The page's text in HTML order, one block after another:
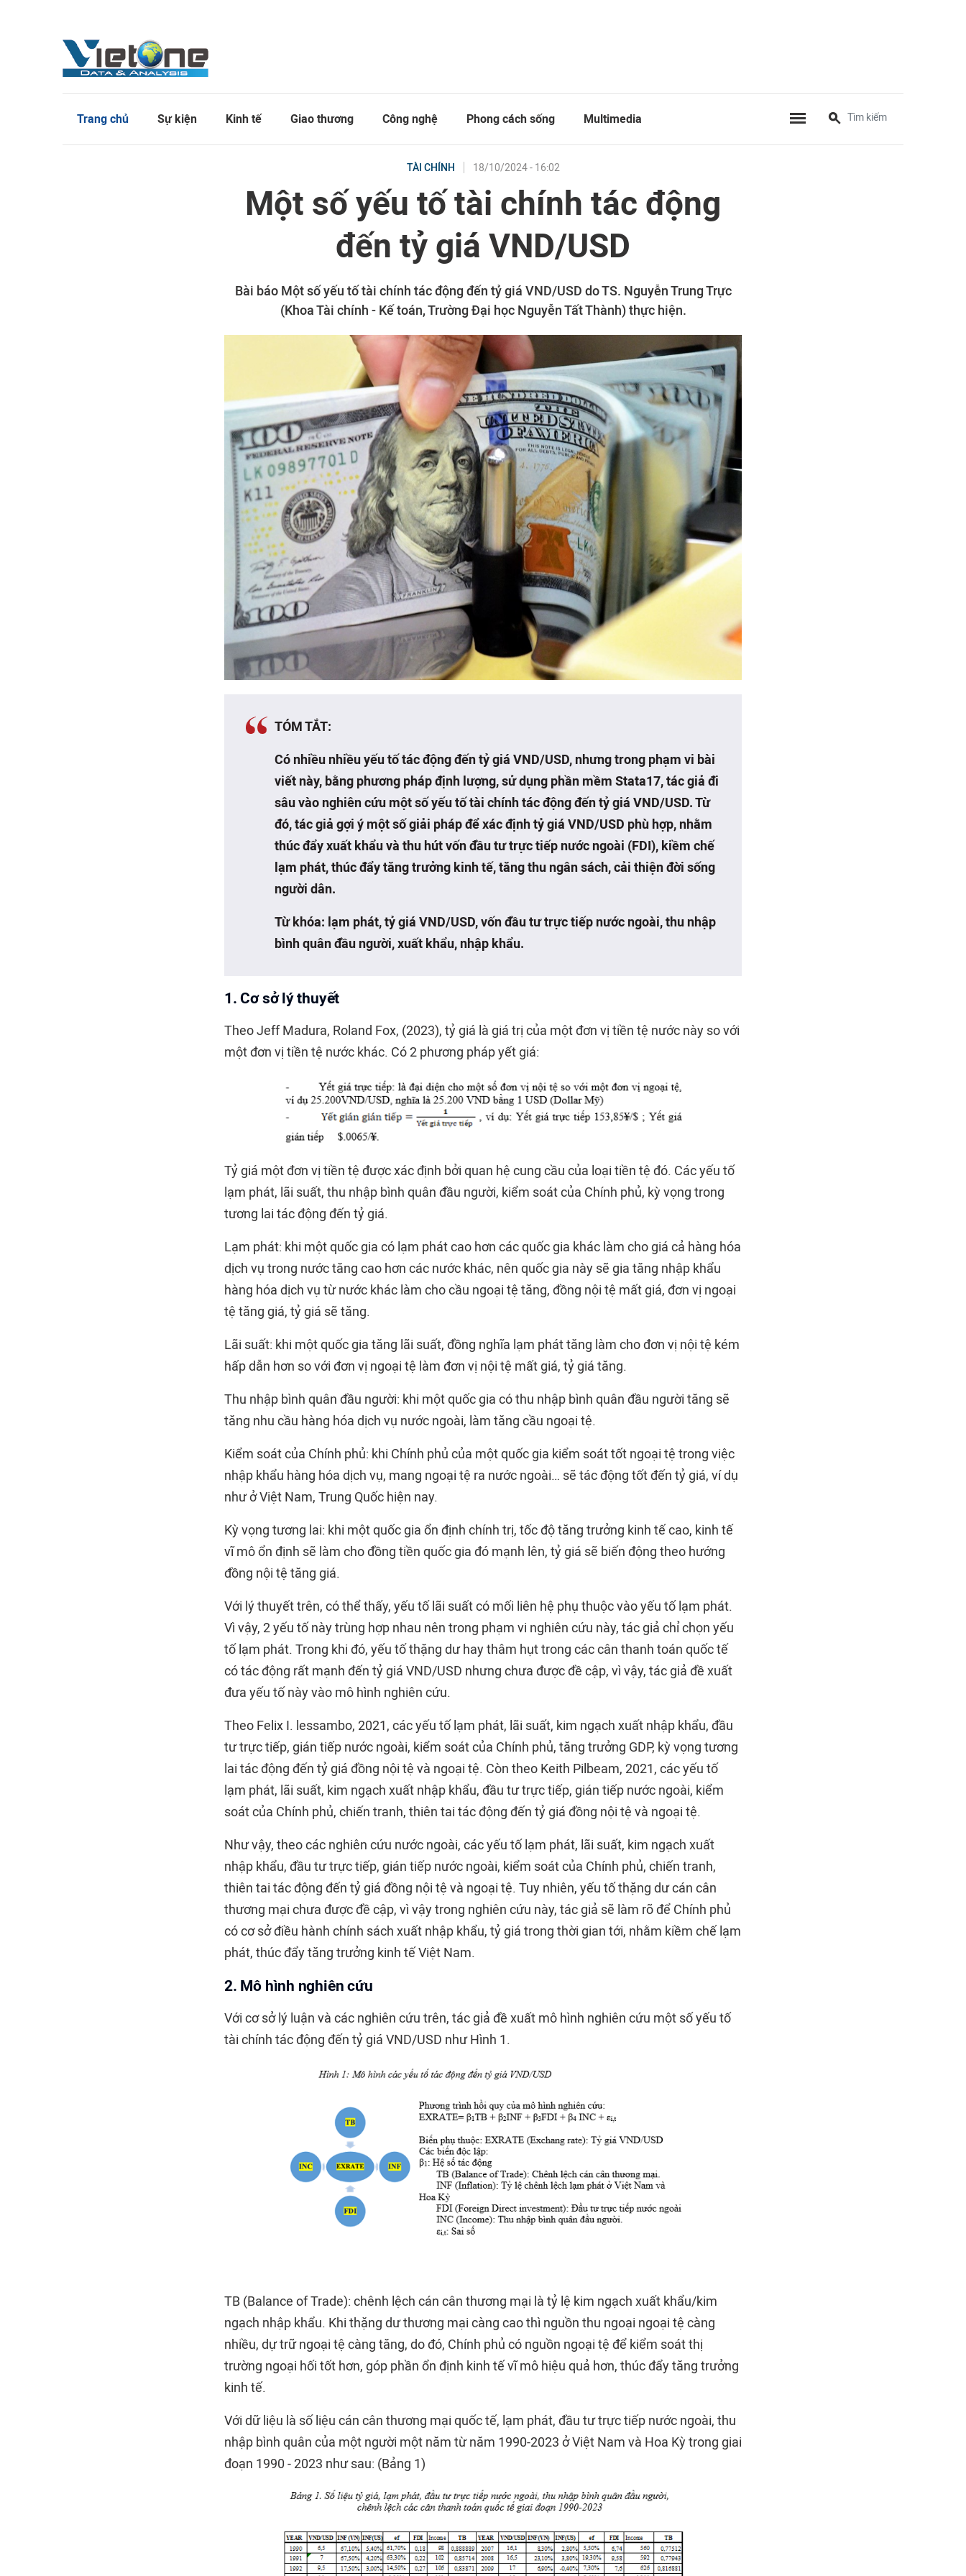
Trang chủ Sự kiện Kinh tế Giao thương Công nghệ Phong cách sống Multimedia
TÀI CHÍNH 18/10/2024 - 16:02
Một số yếu tố tài chính tác động
đến tỷ giá VND/USD
Bài báo Một số yếu tố tài chính tác động đến tỷ giá VND/USD do TS. Nguyễn Trung Trực
(Khoa Tài chính - Kế toán, Trường Đại học Nguyễn Tất Thành) thực hiện.
TÓM TẮT:
Có nhiều nhiều yếu tố tác động đếntỷ giá VND/USD, nhưng trong phạm vi bài
viết này, bằng phương pháp định lượng, sử dụng phần mềm Stata17, tác giả đi
sâu vào nghiên cứu một số yếu tố tài chính tác động đến tỷ giá VND/USD. Từ
đó, tác giả gợi ý một số giải pháp để xác định tỷ giá VND/USD phù hợp, nhằm
thúc đẩy xuất khẩu và thu hút vốn đầu tư trực tiếp nước ngoài (FDI), kiềm chế
lạm phát, thúc đẩy tăng trưởng kinh tế, tăng thu ngân sách, cải thiện đời sống
người dân.
Từ khóa: lạm phát, tỷ giá VND/USD, vốn đầu tư trực tiếp nước ngoài, thu nhập
bình quân đầu người, xuất khẩu, nhập khẩu.
1. Cơ sở lý thuyết
Theo Jeff Madura, Roland Fox, (2023), tỷ giá là giá trị của một đơn vị tiền tệ nước này so với
một đơn vị tiền tệ nước khác. Có 2 phương pháp yết giá:
Tỷ giá một đơn vị tiền tệ được xác định bởi quan hệ cung cầu của loại tiền tệ đó. Các yếu tố
lạm phát, lãi suất, thu nhập bình quân đầu người, kiểm soát của Chính phủ, kỳ vọng trong
tương lai tác động đến tỷ giá.
Lạm phát: khi một quốc gia có lạm phát cao hơn các quốc gia khác làm cho giá cả hàng hóa
dịch vụ trong nước tăng cao hơn các nước khác, nên quốc gia này sẽ gia tăng nhập khẩu
hàng hóa dịch vụ từ nước khác làm cho cầu ngoại tệ tăng, đồng nội tệ mất giá, đơn vị ngoại
tệ tăng giá, tỷ giá sẽ tăng.
Lãi suất: khi một quốc gia tăng lãi suất, đồng nghĩa lạm phát tăng làm cho đơn vị nội tệ kém
hấp dẫn hơn so với đơn vị ngoại tệ làm đơn vị nội tệ mất giá, tỷ giá tăng.
Thu nhập bình quân đầu người: khi một quốc gia có thu nhập bình quân đầu người tăng sẽ
tăng nhu cầu hàng hóa dịch vụ nước ngoài, làm tăng cầu ngoại tệ.
Kiểm soát của Chính phủ: khi Chính phủ của một quốc gia kiểm soát tốt ngoại tệ trong việc
nhập khẩu hàng hóa dịch vụ, mang ngoại tệ ra nước ngoài… sẽ tác động tốt đến tỷ giá, ví dụ
như ở Việt Nam, Trung Quốc hiện nay.
Kỳ vọng tương lai: khi một quốc gia ổn định chính trị, tốc độ tăng trưởng kinh tế cao, kinh tế
vĩ mô ổn định sẽ làm cho đồng tiền quốc gia đó mạnh lên, tỷ giá sẽ biến động theo hướng
đồng nội tệ tăng giá.
Với lý thuyết trên, có thể thấy, yếu tố lãi suất có mối liên hệ phụ thuộc vào yếu tố lạm phát.
Vì vậy, 2 yếu tố này trùng hợp nhau nên trong phạm vi nghiên cứu này, tác giả chỉ chọn yếu
tố lạm phát. Trong khi đó, yếu tố thặng dư hay thâm hụt trong các cân thanh toán quốc tế
có tác động rất mạnh đến tỷ giá VND/USD nhưng chưa được đề cập, vì vậy, tác giả đề xuất
đưa yếu tố này vào mô hình nghiên cứu.
Theo Felix I. lessambo, 2021, các yếu tố lạm phát, lãi suất, kim ngạch xuất nhập khẩu, đầu
tư trực tiếp, gián tiếp nước ngoài, kiểm soát của Chính phủ, tăng trưởng GDP, kỳ vọng tương
lai tác động đến tỷ giá đồng nội tệ và ngoại tệ. Còn theo Keith Pilbeam, 2021, các yếu tố
lạm phát, lãi suất, kim ngạch xuất nhập khẩu, đầu tư trực tiếp, gián tiếp nước ngoài, kiểm
soát của Chính phủ, chiến tranh, thiên tai tác động đến tỷ giá đồng nội tệ và ngoại tệ.
Như vậy, theo các nghiên cứu nước ngoài, các yếu tố lạm phát, lãi suất, kim ngạch xuất
nhập khẩu, đầu tư trực tiếp, gián tiếp nước ngoài, kiểm soát của Chính phủ, chiến tranh,
thiên tai tác động đến tỷ giá đồng nội tệ và ngoại tệ. Tuy nhiên, yếu tố thặng dư cán cân
thương mại chưa được đề cập, vì vậy trong nghiên cứu này, tác giả sẽ làm rõ để Chính phủ
có cơ sở điều hành chính sách xuất nhập khẩu, tỷ giá trong thời gian tới, nhằm kiềm chế lạm
phát, thúc đẩy tăng trưởng kinh tế Việt Nam.
2. Mô hình nghiên cứu
Với cơ sở lý luận và các nghiên cứu trên, tác giả đề xuất mô hình nghiên cứu một số yếu tố
tài chính tác động đến tỷ giá VND/USD như Hình 1.
TB (Balance of Trade): chênh lệch cán cân thương mại là tỷ lệ kim ngạch xuất khẩu/kim
ngạch nhập khẩu. Khi thặng dư thương mại càng cao thì nguồn thu ngoại ngoại tệ càng
nhiều, dự trữ ngoại tệ càng tăng, do đó, Chính phủ có nguồn ngoại tệ để kiểm soát thị
trường ngoại hối tốt hơn, góp phần ổn định kinh tế vĩ mô hiệu quả hơn, thúc đẩy tăng trưởng
kinh tế.
Với dữ liệu là số liệu cán cân thương mại quốc tế, lạm phát, đầu tư trực tiếp nước ngoài, thu
nhập bình quân của một người một năm từ năm 1990-2023 ở Việt Nam và Hoa Kỳ trong giai
đoạn 1990 - 2023 như sau: (Bảng 1)